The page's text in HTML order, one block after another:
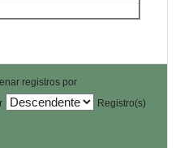
registros por
Registro(s)